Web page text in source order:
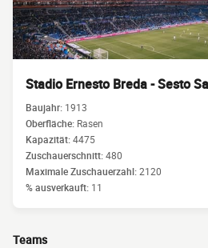
Stadio Ernesto Breda - Sesto
Baujahr: 1913
Oberfläche: Rasen
Kapazität:4475
Zuschauerschnitt:480
Maximale Zuschauerzahl:2120
% ausverkauft: 11
Teams